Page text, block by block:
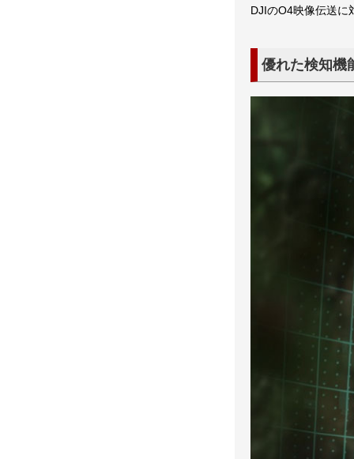
DJIのO4映像伝送
優れた検知機